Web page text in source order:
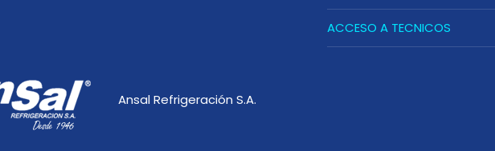
ACCESO A TECNICOS
Ansal Refrigeración S.A.